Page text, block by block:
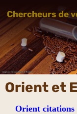
Chercheurs de
Orient et
Orient citations